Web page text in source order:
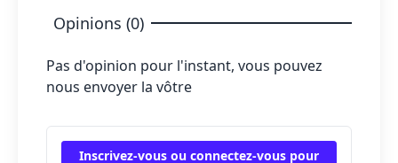
Opinions (0)
Pas d'opinion pour l'instant, vous pouvez
nous envoyer la vôtre
Inscrivez-vous ou connectez-vous pour